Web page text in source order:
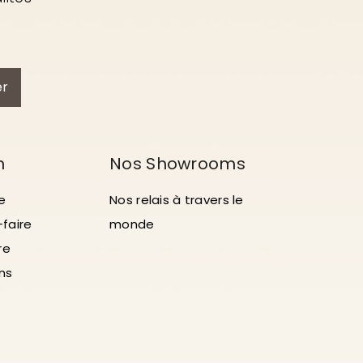
Nos Showrooms
Nos relais à travers le
monde